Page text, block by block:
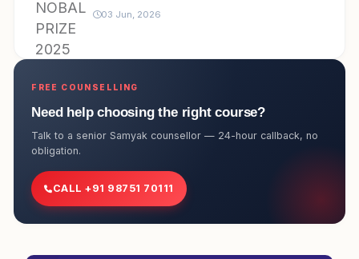
03 Jun, 2026
FREE COUNSELLING
Need help choosing the right course?
Talk to a senior Samyak counsellor — 24-hour callback, no
obligation.
CALL +91 98751 70111